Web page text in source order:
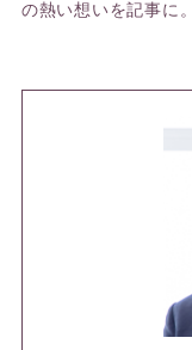
の熱い想いを記事に。